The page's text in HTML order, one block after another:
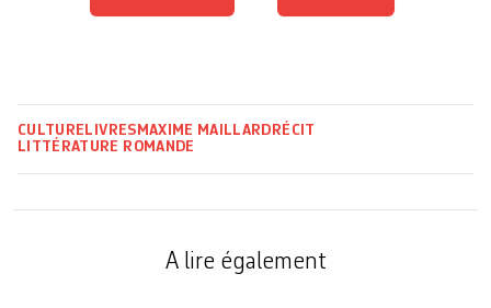
CULTURE LIVRES MAXIME MAILLARD RÉCIT
LITTÉRATURE ROMANDE
A lire également